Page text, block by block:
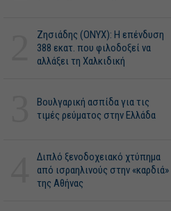
Ζησιάδης (ONYX): Η επένδυση
388 εκατ. που φιλοδοξεί να
αλλάξει τη Χαλκιδική
Βουλγαρική ασπίδα για τις
τιμές ρεύματος στην Ελλάδα
Διπλό ξενοδοχειακό χτύπημα
από ισραηλινούς στην «καρδιά»
της Αθήνας